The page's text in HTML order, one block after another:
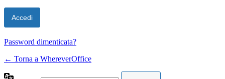
Password dimenticata?
← Torna a WhereverOffice